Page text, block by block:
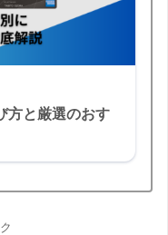
方と厳選のおす